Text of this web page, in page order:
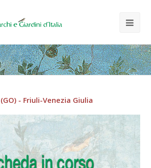
- Friuli-Venezia Giulia